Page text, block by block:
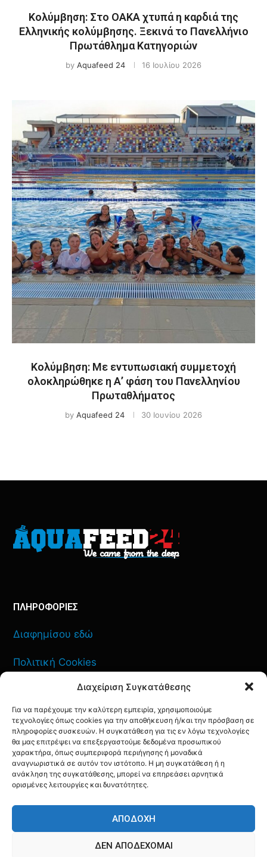
Διαχείριση Συγκατάθεσης
Για να παρέχουμε την καλύτερη εμπειρία, χρησιμοποιούμε
τεχνολογίες όπως cookies για την αποθήκευση ή/και την πρόσβαση σε
πληροφορίες συσκευών. Η συγκατάθεση για τις εν λόγω τεχνολογίες
θα μας επιτρέψει να επεξεργαστούμε δεδομένα προσωπικού
χαρακτήρα, όπως συμπεριφορά περιήγησης ή μοναδικά
αναγνωριστικά σε αυτόν τον ιστότοπο. Η μη συγκατάθεση ή η
ανάκληση της συγκατάθεσης, μπορεί να επηρεάσει αρνητικά
ορισμένες λειτουργίες και δυνατότητες.
ΑΠΟΔΟΧΉ
ΔΕΝ ΑΠΟΔΈΧΟΜΑΙ
Κολύμβηση: Στο ΟΑΚΑ χτυπά η καρδιά της
Ελληνικής κολύμβησης. Ξεκινά το Πανελλήνιο
Πρωτάθλημα Κατηγοριών
by Aquafeed 24 16 Ιουλίου 2026
Κολύμβηση: Με εντυπωσιακή συμμετοχή
ολοκληρώθηκε η Α’ φάση του Πανελληνίου
Πρωταθλήματος
by Aquafeed 24 30 Ιουνίου 2026
ΠΛΗΡΟΦΟΡΙΕΣ
Διαφημίσου εδώ
Πολιτική Cookies
Πολιτική Απορρήτου
ΕΠΙΚΟΙΝΩΝΙΑ
YOUTUBE